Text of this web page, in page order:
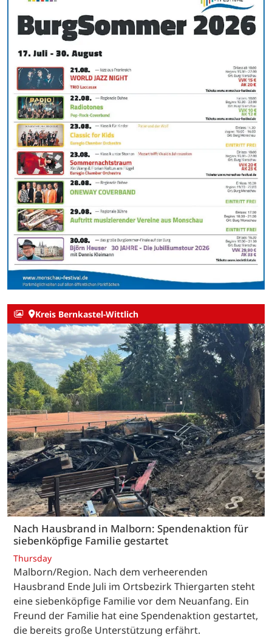
Kreis Bernkastel-Wittlich
Nach Hausbrand in Malborn: Spendenaktion für
siebenköpfige Familie gestartet
Thursday
Malborn/Region. Nach dem verheerenden
Hausbrand Ende Juli im Ortsbezirk Thiergarten steht
eine siebenköpfige Familie vor dem Neuanfang. Ein
Freund der Familie hat eine Spendenaktion gestartet,
die bereits große Unterstützung erfährt.